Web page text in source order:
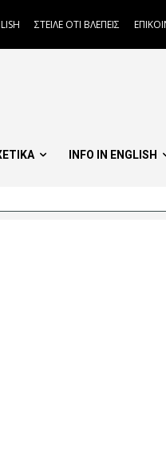
ΣΤΕΙΛΕ ΟΤΙ ΒΛΕΠΕΙΣ
INFO IN ENGLISH